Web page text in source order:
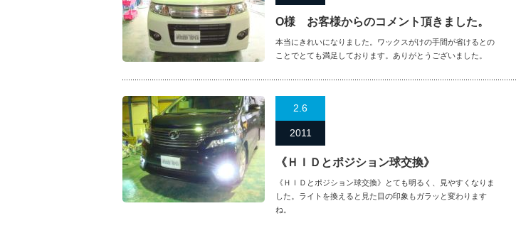
O様 お客様からのコメント頂きました。
本当にきれいになりました。ワックスがけの手間が省けるとの
ことでとても満足しております。ありがとうございました。
2.6
2011
《ＨＩＤとポジション球交換》
《ＨＩＤとポジション球交換》とても明るく、見やすくなりま
した。ライトを換えると見た目の印象もガラッと変わります
ね。